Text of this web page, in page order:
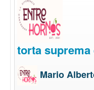
torta
Mario